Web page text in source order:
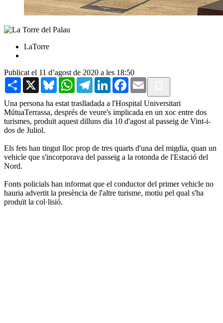
LaTorre
Publicat el 11 d’agost de 2020 a les 18:50
Share X BlueskyWhatsAppTelegramLinkedInFacebook
Email
Una persona ha estat traslladada a l'Hospital Universitari
MútuaTerrassa, després de veure's implicada en un xoc entre dos
turismes, produït aquest dilluns dia 10 d'agost al passeig de Vint-i-
dos de Juliol.
Els fets han tingut lloc prop de tres quarts d'una del migdia, quan un
vehicle que s'incorporava del passeig a la rotonda de l'Estació del
Nord.
Fonts policials han informat que el conductor del primer vehicle no
hauria advertit la presència de l'altre turisme, motiu pel qual s'ha
produït la col·lisió.